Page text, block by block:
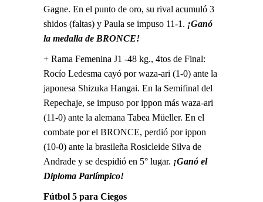
Gagne. En el punto de oro, su rival acumuló 3
shidos (faltas) y Paula se impuso 11-1. ¡Ganó
la medalla de BRONCE!
+ Rama Femenina J1 -48 kg., 4tos de Final:
Rocío Ledesma cayó por waza-ari (1-0) ante la
japonesa Shizuka Hangai. En la Semifinal del
Repechaje, se impuso por ippon más waza-ari
(11-0) ante la alemana Tabea Müeller. En el
combate por el BRONCE, perdió por ippon
(10-0) ante la brasileña Rosicleide Silva de
Andrade y se despidió en 5° lugar. ¡Ganó el
Diploma Parlímpico!
Fútbol 5 para Ciegos